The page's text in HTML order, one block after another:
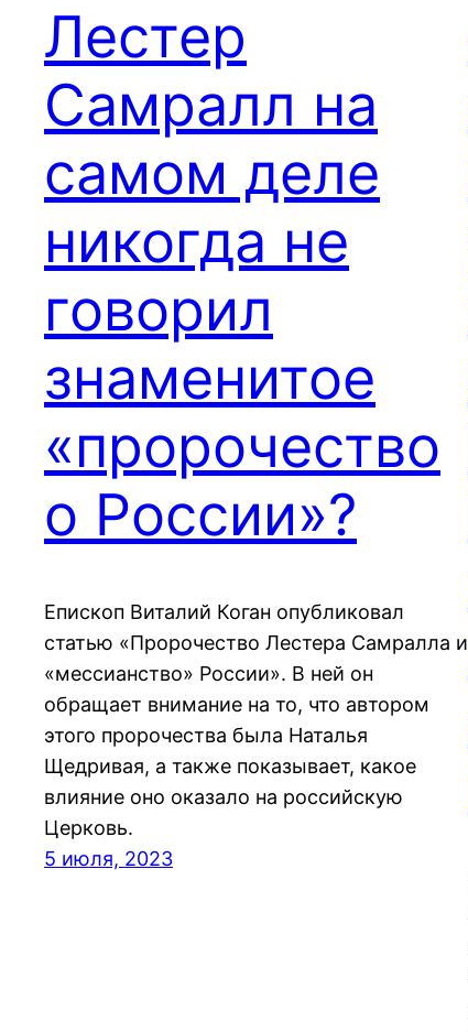
Лестер
Самралл на
самом деле
никогда не
говорил
знаменитое
«пророчество
о России»?
Епископ Виталий Коган опубликовал
статью «Пророчество Лестера Самралла и
«мессианство» России». В ней он
обращает внимание на то, что автором
этого пророчества была Наталья
Щедривая, а также показывает, какое
влияние оно оказало на российскую
Церковь.
5 июля, 2023